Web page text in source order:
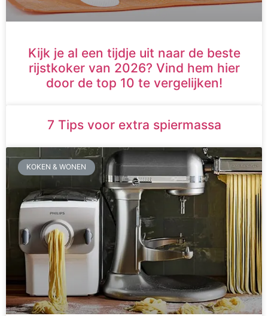
Kijk je al een tijdje uit naar de beste
rijstkoker van 2026? Vind hem hier
door de top 10 te vergelijken!
7 Tips voor extra spiermassa
KOKEN & WONEN